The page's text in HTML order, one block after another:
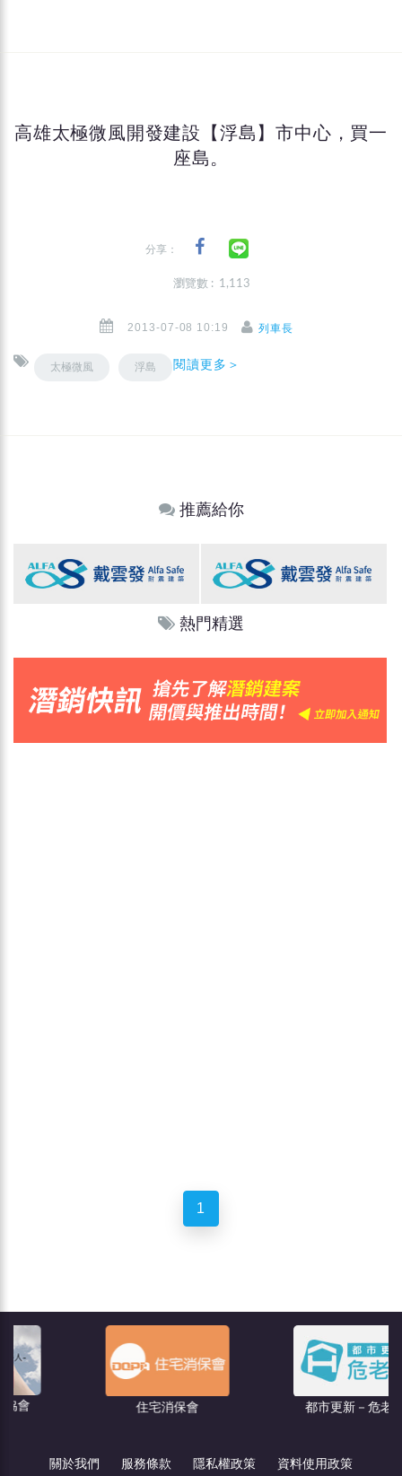
高雄太極微風開發建設【浮島】市中心，買一
座島。
分享：
瀏覽數 : 1,113
2013-07-08 10:19 列車長
太極微風 浮島 閱讀更多＞
推薦給你
熱門精選
1
住宅消保會 都市更新－危老王
關於我們 服務條款 隱私權政策 資料使用政策